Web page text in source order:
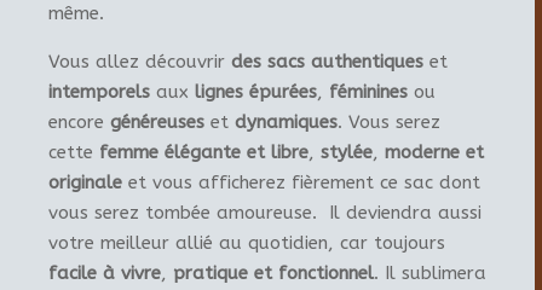
même.
Vous allez découvrir des sacs authentiques et
intemporels aux lignes épurées, féminines ou
encore généreuses et dynamiques. Vous serez
cette femme élégante et libre, stylée, moderne et
originale et vous afficherez fièrement ce sac dont
vous serez tombée amoureuse. Il deviendra aussi
votre meilleur allié au quotidien, car toujours
facile à vivre, pratique et fonctionnel. Il sublimera